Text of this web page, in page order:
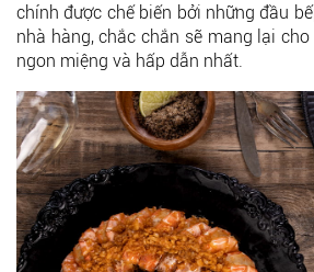
chính được chế biến bởi những đầu
nhà hàng, chắc chắn sẽ mang lại
ngon miệng và hấp dẫn nhất.